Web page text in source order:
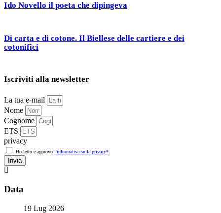
Ido Novello il poeta che dipingeva
Di carta e di cotone. Il Biellese delle cartiere e dei
cotonifici
Iscriviti alla newsletter
La tua e-mail
Nome
Cognome
ETS
privacy
Ho letto e approvo l'informativa sulla privacy*
Invia
Data
19 Lug 2026